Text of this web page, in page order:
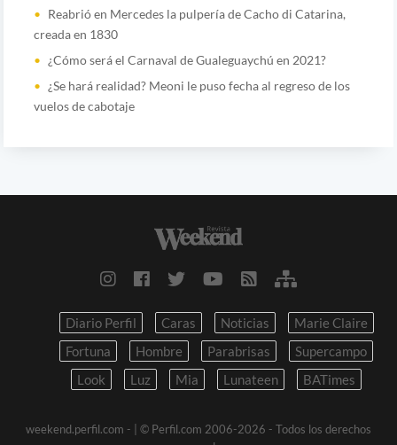
Reabrió en Mercedes la pulpería de Cacho di Catarina,
creada en 1830
¿Cómo será el Carnaval de Gualeguaychú en 2021?
¿Se hará realidad? Meoni le puso fecha al regreso de los
vuelos de cabotaje
Diario Perfil Caras Noticias
Marie Claire
Fortuna
Hombre Parabrisas
Supercampo
Look
Luz Mia Lunateen BATimes
weekend.perfil.com -
| © Perfil.com 2006-2026 - Todos los derechos